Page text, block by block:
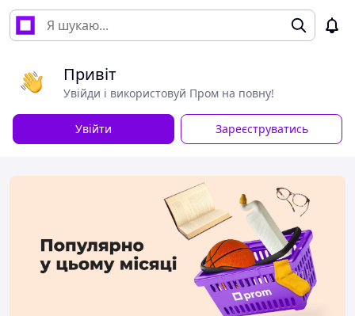
Привіт
Увійди і використовуй Пром на повну!
Увійти Зареєструватись